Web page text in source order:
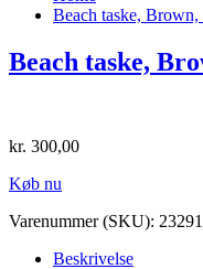
Beach taske, Brown,
Beach taske,
kr. 300,00
Køb nu
Varenummer (SKU):
Beskrivelse